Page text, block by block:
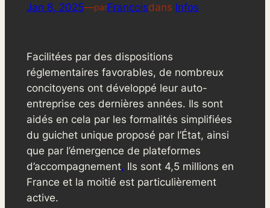
Jan 8, 2025—parFrançoisdans Infos
Facilitées par des dispositions
réglementaires favorables, de nombreux
concitoyens ont développé leur auto-
entreprise ces dernières années. Ils sont
aidés en cela par les formalités simplifiées
du guichet unique proposé par l’État, ainsi
que par l’émergence de plateformes
d’accompagnement. Ils sont 4,5 millions en
France et la moitié est particulièrement
active.